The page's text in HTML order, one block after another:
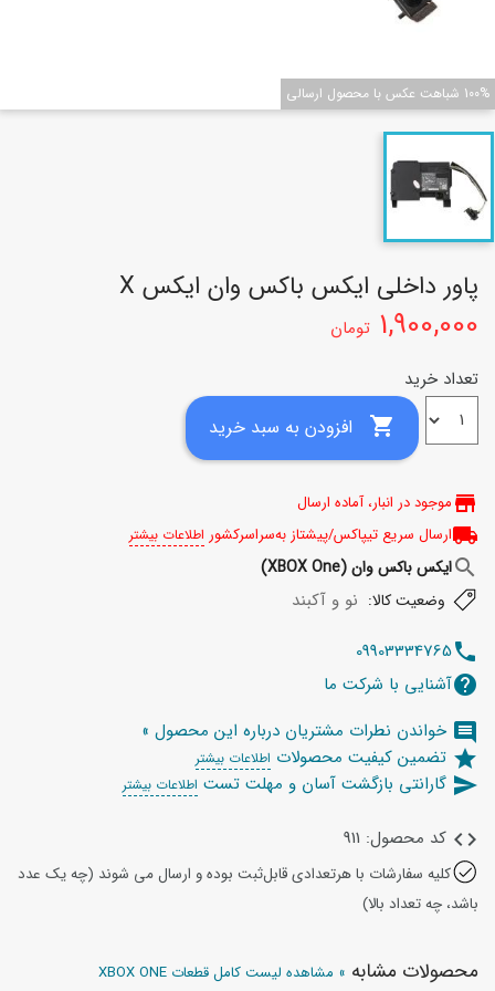
100% شباهت عکس با محصول ارسالی
پاور داخلی ایکس باکس وان ایکس X
1,900,000 تومان
تعداد خرید

storeموجود در انبار، آماده ارسال
local_shippingارسال سریع تیپاکس/پیشتاز به‌سراسرکشور اطلاعات بیشتر
searchایکس باکس وان (XBOX One)
وضعیت کالا: نو و آکبند
telephone
09903334765
helpآشنایی با شرکت ما
comment خواندن نطرات مشتریان درباره این محصول »
star تضمین کیفیت محصولات اطلاعات بیشتر
send گارانتی بازگشت آسان و مهلت تست اطلاعات بیشتر
code کد محصول: 911
کلیه سفارشات با هرتعدادی قابل‌ثبت بوده و ارسال می شوند (چه یک عدد
باشد، چه تعداد بالا)
محصولات مشابه » مشاهده لیست کامل قطعات XBOX ONE